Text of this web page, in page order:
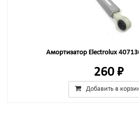
Амортизатор Electrolux
260 ₽
Добавить в